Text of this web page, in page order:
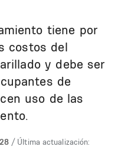
tiene por
costos del
y debe ser
de
uso de las
/ Última actualización: